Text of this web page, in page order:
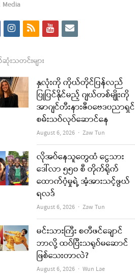
Media
i
s
t
a
g
m
r
s
y
t
u
b
e
e
i
l
းသတင်းများ
နှလုံးကို ကိုယ်တိုင်ပြန်လည်
ပြုပြင်နိုင်မည့် ဂျယ်တစ်မျိုးကို
အာဂျင်တီးနားဇီဝဗေဒပညာရှင်
စမ်းသပ်လုပ်ဆောင်နေ
August 6, 2026 Author
Zaw Tun
လိုအပ်နေသူတွေထံ ငွေသား
ဒေါ်လာ ၅၅၀ စီ တိုက်ရိုက်
ထောက်ပံ့မှုရဲ့ အံ့အားသင့်ဖွယ်
ရလဒ်
August 6, 2026 Author
Zaw Tun
မင်းသားကြီး စတီဖင်ချောင်
ဘာလို့ ထပ်ပြီးသရုပ်မဆောင်
ဖြစ်သေးတာလဲ?
August 6, 2026 Author
Wun Lae